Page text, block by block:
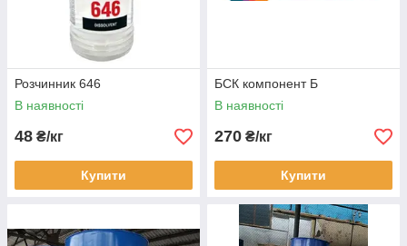
Розчинник 646
В наявності
48 ₴/кг
Купити
БСК компонент Б
В наявності
270 ₴/кг
Купити